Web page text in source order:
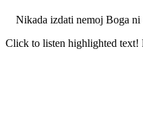
Nikada izdati nemoj Boga
Click to listen highlighted text!